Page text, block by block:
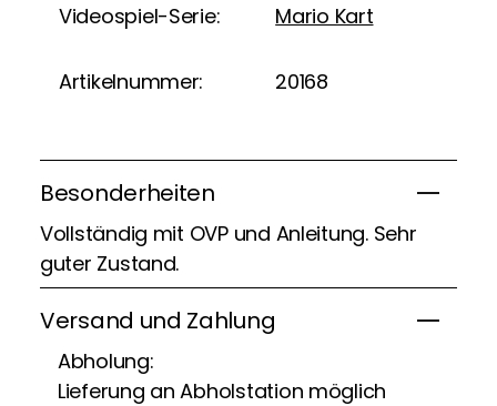
Videospiel-Serie: Mario Kart
Artikelnummer: 20168
Besonderheiten
Vollständig mit OVP und Anleitung. Sehr
guter Zustand.
Versand und Zahlung
Abholung:
Lieferung an Abholstation möglich